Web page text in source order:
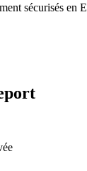
sécurisés